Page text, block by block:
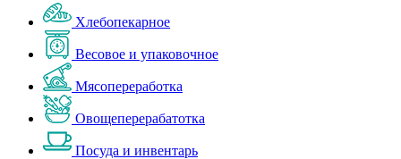
Хлебопекарное
Весовое и упаковочное
Мясопереработка
Овощеперерабатотка
Посуда и инвентарь